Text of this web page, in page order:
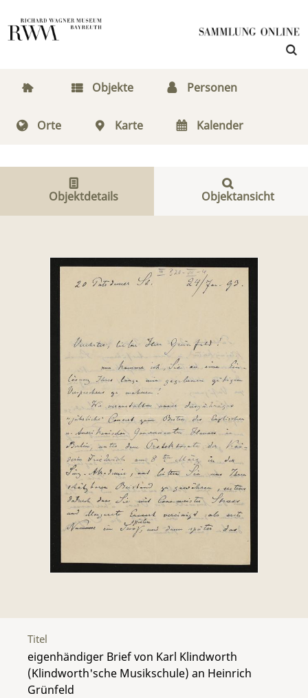
Objekte Personen
Orte Karte Kalender
Objektdetails Objektansicht
Titel
eigenhändiger Brief von Karl Klindworth
(Klindworth'sche Musikschule) an Heinrich
Grünfeld